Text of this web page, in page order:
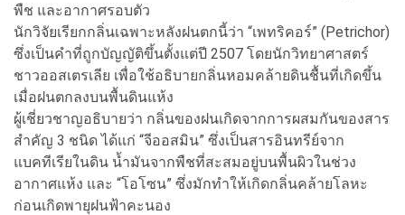
พืช และอากาศรอบตัว
นักวิจัยเรียกกลิ่นเฉพาะหลังฝนตกนี้ว่า “เพทริคอร์” (Petrichor)
ซึ่งเป็นคำที่ถูกบัญญัติขึ้นตั้งแต่ปี 2507 โดยนักวิทยาศาสตร์
ชาวออสเตรเลีย เพื่อใช้อธิบายกลิ่นหอมคล้ายดินชื้นที่เกิดขึ้น
เมื่อฝนตกลงบนพื้นดินแห้ง
ผู้เชี่ยวชาญอธิบายว่า กลิ่นของฝนเกิดจากการผสมกันของสาร
สำคัญ 3 ชนิด ได้แก่ “จีออสมิน” ซึ่งเป็นสารอินทรีย์จาก
แบคทีเรียในดิน น้ำมันจากพืชที่สะสมอยู่บนพื้นผิวในช่วง
อากาศแห้ง และ “โอโซน” ซึ่งมักทำให้เกิดกลิ่นคล้ายโลหะ
ก่อนเกิดพายุฝนฟ้าคะนอง